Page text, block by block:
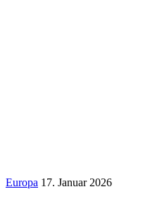
Europa 17. Januar 2026